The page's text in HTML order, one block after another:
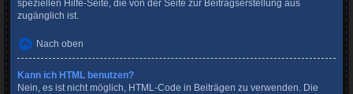
speziellen Hilfe-Seite, die von der Seite zur Beitragserstellung aus
zugänglich ist.
Nach oben
Kann ich HTML benutzen?
Nein, es ist nicht möglich, HTML-Code in Beiträgen zu verwenden. Die